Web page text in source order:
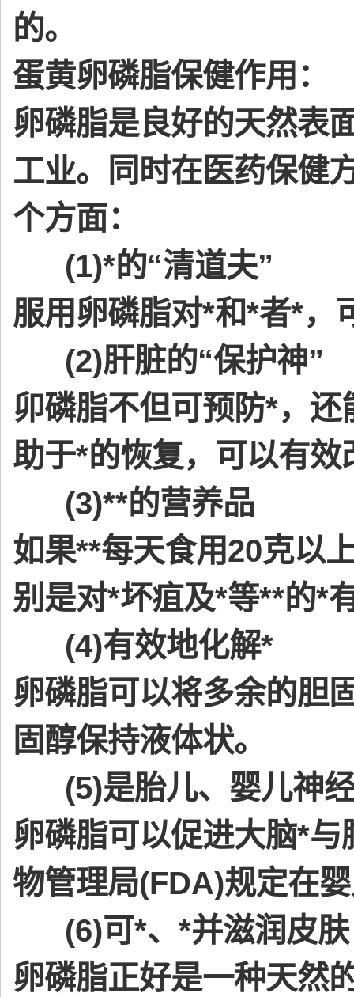
的。
蛋黄卵磷脂保健作用：
卵磷脂是良好的天然表
工业。同时在医药保健
个方面：
(1)*的“清道夫”
服用卵磷脂对*和*者*，
(2)肝脏的“保护神”
卯磷脂不但可预防*，
助于*的恢复，可以有
(3)**的营养品
如果**每天食用20克以
别是对*坏疽及*等**的*
(4)有效地化解*
卵磷脂可以将多余的胆
固醇保持液体状。
(5)是胎儿、婴儿神
卵磷脂可以促进大脑*
物管理局(FDA)规定在
(6)可*、*并滋润皮肤
卵磷脂正好是一种天然